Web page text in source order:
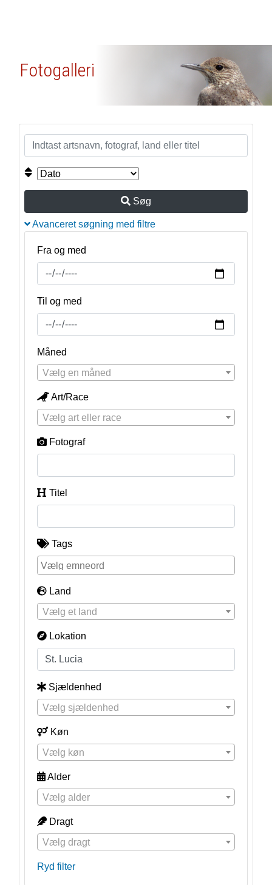
Fotogalleri
Søg
Avanceret søgning med filtre
Fra og med
Til og med
Måned
Vælg en måned
Art/Race
Vælg art eller race
Fotograf
Titel
Tags
Land
Vælg et land
Lokation
Sjældenhed
Vælg sjældenhed
Køn
Vælg køn
Alder
Vælg alder
Dragt
Vælg dragt
Ryd filter